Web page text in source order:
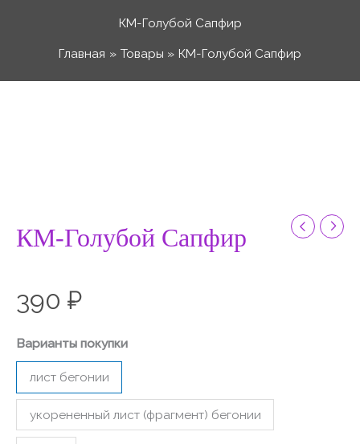
содержимому
КМ-Голубой Сапфир
Главная
Товары КМ-Голубой Сапфир
КМ-Голубой Сапфир
390 ₽
Варианты покупки
лист бегонии
укорененный лист (фрагмент) бегонии